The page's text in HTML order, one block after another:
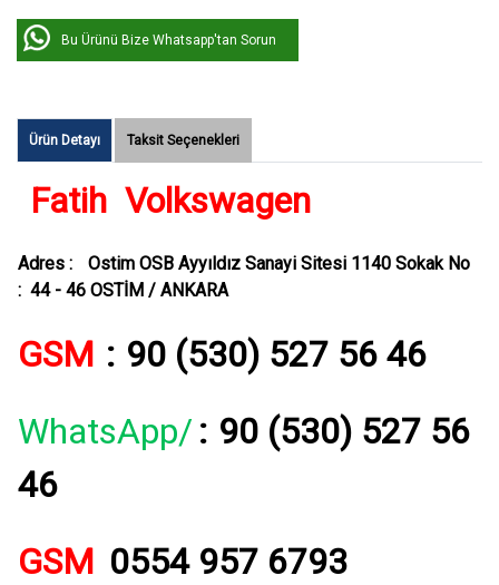
Bu Ürünü Bize Whatsapp'tan Sorun
Ürün Detayı Taksit Seçenekleri
Fatih Volkswagen
Adres :
Ostim OSB Ayyıldız Sanayi Sitesi 1140 Sokak No
: 44 - 46 OSTİM / ANKARA
GSM : 90 (530) 527 56 46
WhatsApp/ : 90 (530) 527 56
46
GSM 0554 957 6793